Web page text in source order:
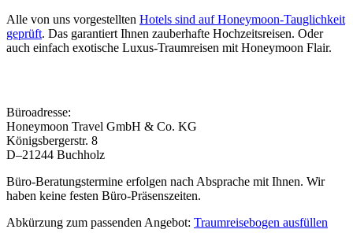
Alle von uns vorgestellten Hotels sind auf Honeymoon-Tauglichkeit
geprüft. Das garantiert Ihnen zauberhafte Hochzeitsreisen. Oder
auch einfach exotische Luxus-Traumreisen mit Honeymoon Flair.
Büroadresse:
Honeymoon Travel GmbH & Co. KG
Königsbergerstr. 8
D–21244 Buchholz
Büro-Beratungstermine erfolgen nach Absprache mit Ihnen. Wir
haben keine festen Büro-Präsenszeiten.
Abkürzung zum passenden Angebot: Traumreisebogen ausfüllen